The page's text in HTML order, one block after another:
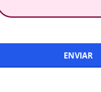
ENVIAR